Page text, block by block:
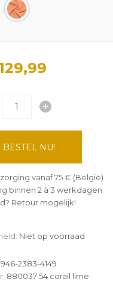
BESTEL NU!
vanaf 75 € (België)
binnen 2 à 3 werkdagen
Retour mogelijk!
Niet op voorraad
2383-4149
880037 54 corail lime